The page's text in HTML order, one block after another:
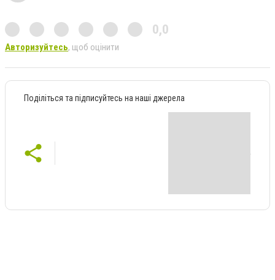
0,0
Авторизуйтесь, щоб оцінити
Поділіться та підписуйтесь на наші джерела